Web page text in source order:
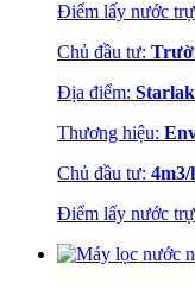
Điểm lấy nước
Chủ đầu tư:
Địa điểm:
Thương hiệu:
Chủ đầu tư: 4m3/
Điểm lấy nước